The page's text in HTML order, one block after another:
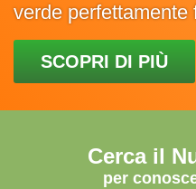
verde perfettamente
SCOPRI DI PIÙ
Cerca il
per